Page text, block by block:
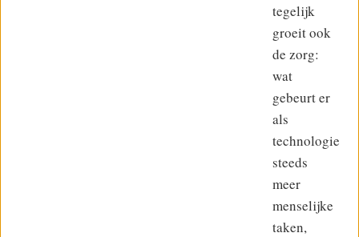
tegelijk
groeit ook
de zorg:
wat
gebeurt er
als
technologie
steeds
meer
menselijke
taken,